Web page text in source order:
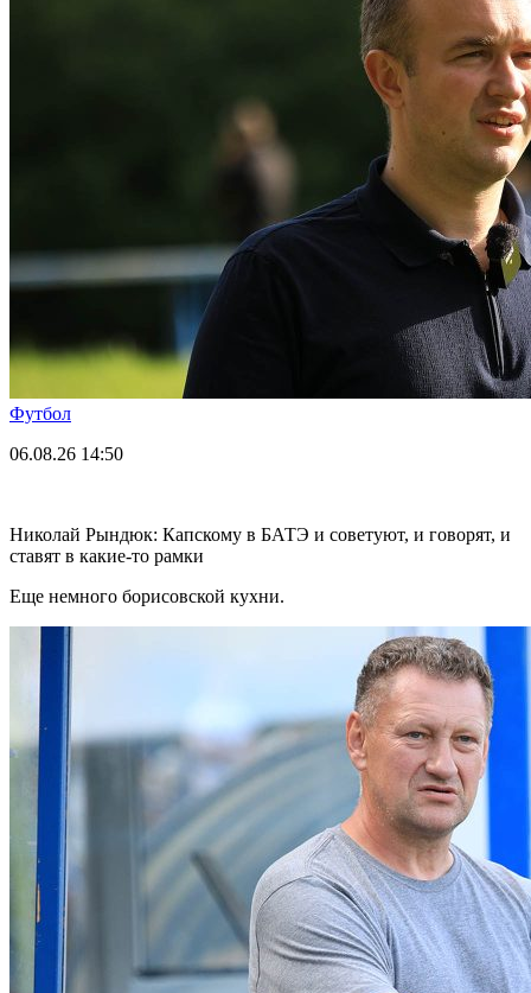
Футбол
06.08.26 14:50
Николай Рындюк: Капскому в БАТЭ и советуют, и говорят, и
ставят в какие-то рамки
Еще немного борисовской кухни.